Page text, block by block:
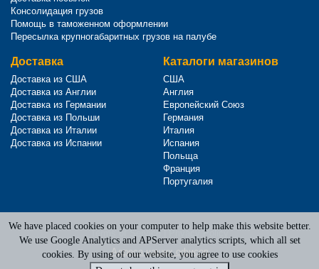
Консолидация грузов
Помощь в таможенном оформлении
Пересылка крупногабаритных грузов на палубе
Доставка
Доставка из США
Доставка из Англии
Доставка из Германии
Доставка из Польши
Доставка из Италии
Доставка из Испании
Каталоги магазинов
США
Англия
Европейский Союз
Германия
Италия
Испания
Польща
Франция
Португалия
Terms of Service
Privacy Policy
Адреса наших офисов
We have placed cookies on your computer to help make this website better.
We use Google Analytics and APServer analytics scripts, which all set
cookies. By using of our website, you agree to use cookies